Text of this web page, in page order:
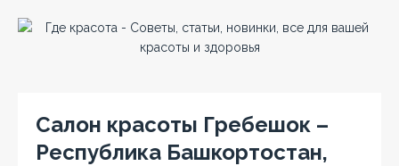
Салон красоты Гребешок –
Республика Башкортостан,